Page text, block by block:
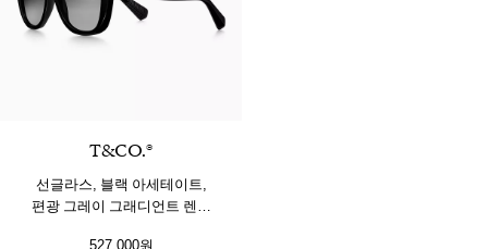
T&CO.®
선글라스, 블랙 아세테이트,
편광 그레이 그래디언트 렌즈
527,000원